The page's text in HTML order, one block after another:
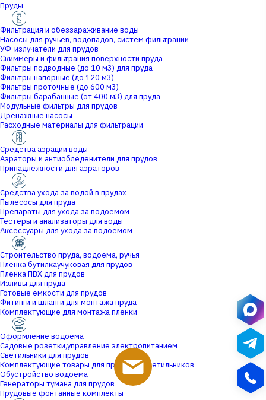
Пруды
Фильтрация и обеззараживание воды
Насосы для ручьев, водопадов, систем фильтрации
УФ-излучатели для прудов
Скиммеры и фильтрация поверхности пруда
Фильтры подводные (до 10 м3) для пруда
Фильтры напорные (до 120 м3)
Фильтры проточные (до 600 м3)
Фильтры барабанные (от 400 м3) для пруда
Модульные фильтры для прудов
Дренажные насосы
Расходные материалы для фильтрации
Средства аэрации воды
Аэраторы и антиобледенители для прудов
Принадлежности для аэраторов
Средства ухода за водой в прудах
Пылесосы для пруда
Препараты для ухода за водоемом
Тестеры и анализаторы для воды
Аксессуары для ухода за водоемом
Строительство пруда, водоема, ручья
Пленка бутилкаучуковая для прудов
Пленка ПВХ для прудов
Изливы для пруда
Готовые емкости для прудов
Фитинги и шланги для монтажа пруда
Комплектующие для монтажа пленки
Оформление водоема
Садовые розетки,управление электропитанием
Светильники для прудов
Комплектующие товары для прудовых светильников
Обустройство водоема
Генераторы тумана для прудов
Прудовые фонтанные комплекты